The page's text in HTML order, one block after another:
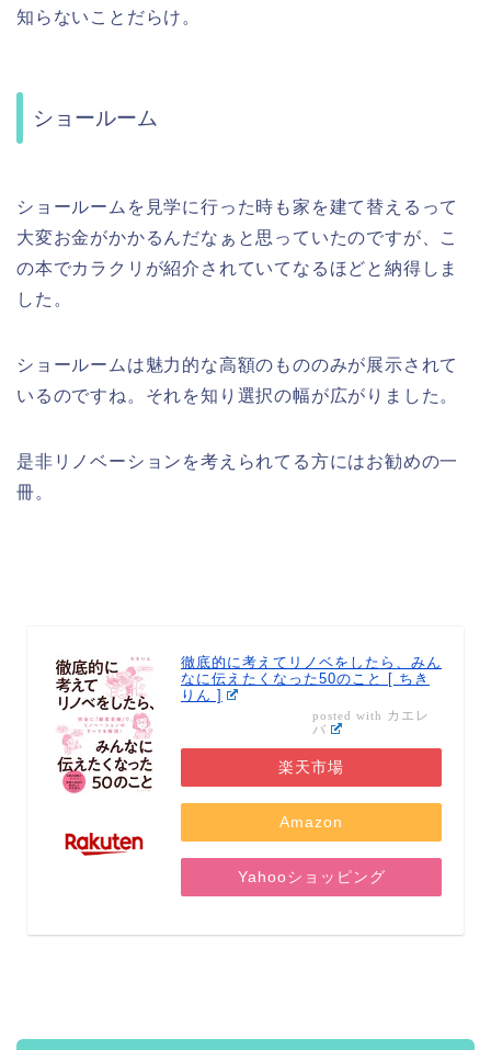
知らないことだらけ。
ショールーム
ショールームを見学に行った時も家を建て替えるって
大変お金がかかるんだなぁと思っていたのですが、こ
の本でカラクリが紹介されていてなるほどと納得しま
した。
ショールームは魅力的な高額のもののみが展示されて
いるのですね。それを知り選択の幅が広がりました。
是非リノベーションを考えられてる方にはお勧めの一
冊。
徹底的に考えてリノベをしたら、みん
なに伝えたくなった50のこと [ ちき
りん ]
posted with カエレ
バ
楽天市場
Amazon
Yahooショッピング